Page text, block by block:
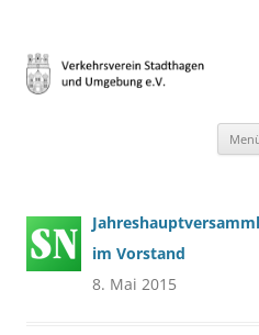
im Vorstand
8. Mai 2015